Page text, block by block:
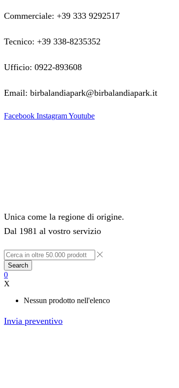
Commerciale: +39 333 9292517
Tecnico: +39 338-8235352
Ufficio: 0922-893608
Email: birbalandiapark@birbalandiapark.it
Facebook InstagramYoutube
Unica come la regione di origine.
Dal 1981 al vostro servizio
Search
0
X
Nessun prodotto nell'elenco
Invia preventivo